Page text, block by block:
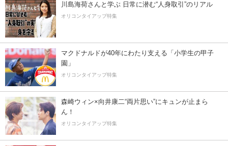
川島海荷さんと学ぶ 日常に潜む“人身取引”のリアル
オリコンタイアップ特集
マクドナルドが40年にわたり支える「小学生の甲子
園」
オリコンタイアップ特集
森崎ウィン×向井康二“両片思い”にキュンが止まら
ん！
オリコンタイアップ特集